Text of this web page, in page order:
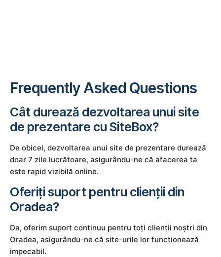
Frequently Asked Questions
Cât durează dezvoltarea unui site
de prezentare cu SiteBox?
De obicei, dezvoltarea unui site de prezentare durează
doar 7 zile lucrătoare, asigurându-ne că afacerea ta
este rapid vizibilă online.
Oferiți suport pentru clienții din
Oradea?
Da, oferim suport continuu pentru toți clienții noștri din
Oradea, asigurându-ne că site-urile lor funcționează
impecabil.